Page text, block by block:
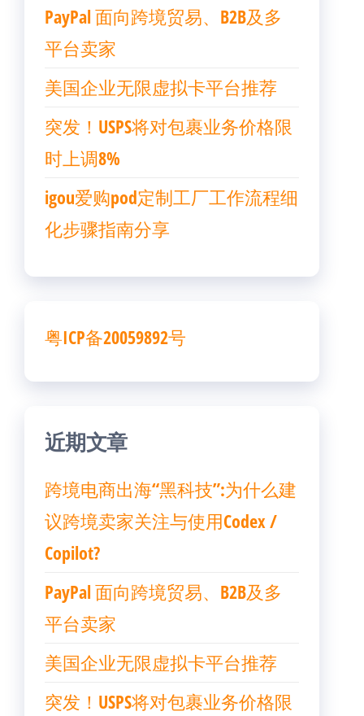
PayPal 面向跨境贸易、B2B及多
平台卖家
美国企业无限虚拟卡平台推荐
突发！USPS将对包裹业务价格限
时上调8%
igou爱购pod定制工厂工作流程细
化步骤指南分享
粤ICP备20059892号
近期文章
跨境电商出海“黑科技”:为什么建
议跨境卖家关注与使用Codex /
Copilot?
PayPal 面向跨境贸易、B2B及多
平台卖家
美国企业无限虚拟卡平台推荐
突发！USPS将对包裹业务价格限